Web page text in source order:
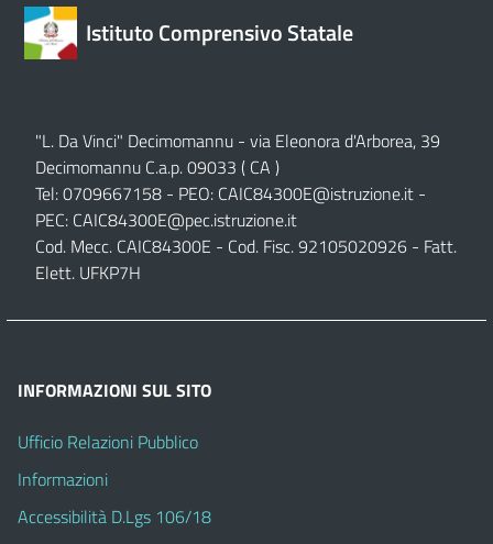
Istituto Comprensivo Statale
"L. Da Vinci" Decimomannu - via Eleonora d'Arborea, 39
Decimomannu C.a.p. 09033 ( CA )
Tel: 0709667158 - PEO: CAIC84300E@istruzione.it -
PEC: CAIC84300E@pec.istruzione.it
Cod. Mecc. CAIC84300E - Cod. Fisc. 92105020926 - Fatt.
Elett. UFKP7H
INFORMAZIONI SUL SITO
Ufficio Relazioni Pubblico
Informazioni
Accessibilità D.Lgs 106/18